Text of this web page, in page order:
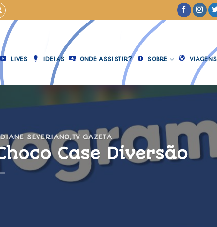
LIVES IDEIAS ONDE ASSISTIR? SOBRE VIAGENS
SEVERIANO,TV GAZETA
Case Diversão